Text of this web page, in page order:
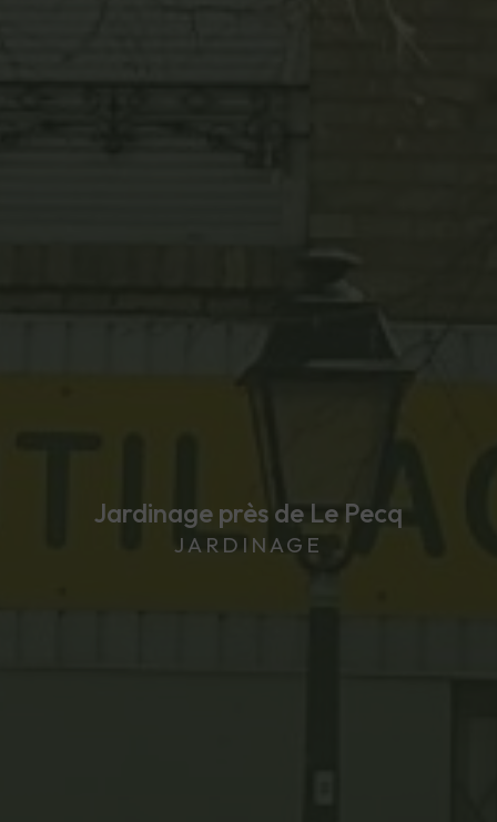
Jardinage près de Le Pecq
JARDINAGE